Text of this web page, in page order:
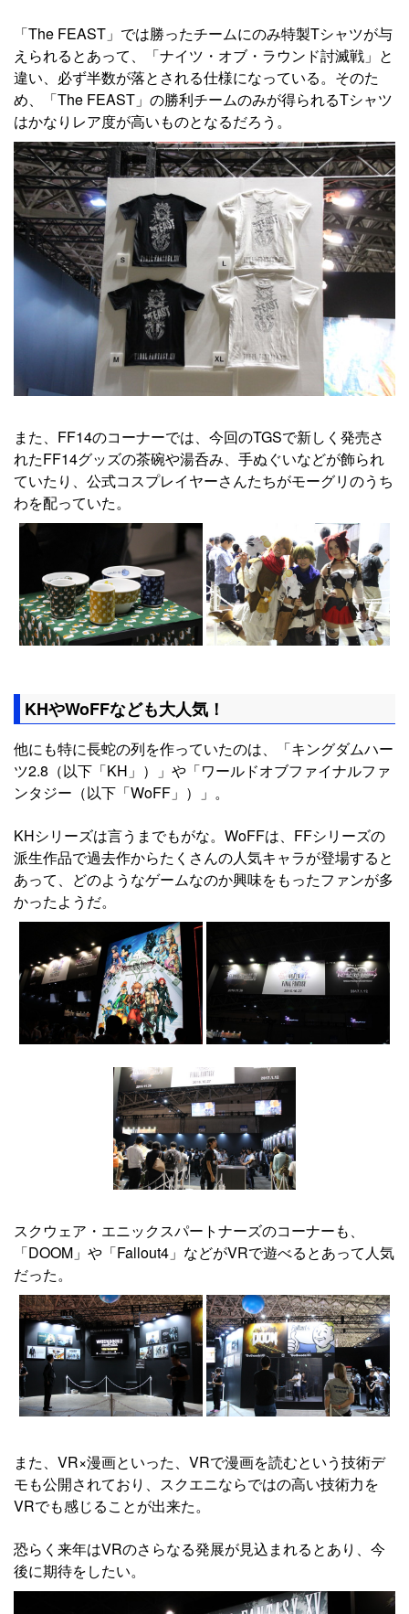
「The FEAST」では勝ったチームにのみ特製Tシャツが与
えられるとあって、「ナイツ・オブ・ラウンド討滅戦」と
違い、必ず半数が落とされる仕様になっている。そのた
め、「The FEAST」の勝利チームのみが得られるTシャツ
はかなりレア度が高いものとなるだろう。
また、FF14のコーナーでは、今回のTGSで新しく発売さ
れたFF14グッズの茶碗や湯呑み、手ぬぐいなどが飾られ
ていたり、公式コスプレイヤーさんたちがモーグリのうち
わを配っていた。
KHやWoFFなども大人気！
他にも特に長蛇の列を作っていたのは、「キングダムハー
ツ2.8（以下「KH」）」や「ワールドオブファイナルファ
ンタジー（以下「WoFF」）」。
KHシリーズは言うまでもがな。WoFFは、FFシリーズの
派生作品で過去作からたくさんの人気キャラが登場すると
あって、どのようなゲームなのか興味をもったファンが多
かったようだ。
スクウェア・エニックスパートナーズのコーナーも、
「DOOM」や「Fallout4」などがVRで遊べるとあって人気
だった。
また、VR×漫画といった、VRで漫画を読むという技術デ
モも公開されており、スクエニならではの高い技術力を
VRでも感じることが出来た。
恐らく来年はVRのさらなる発展が見込まれるとあり、今
後に期待をしたい。